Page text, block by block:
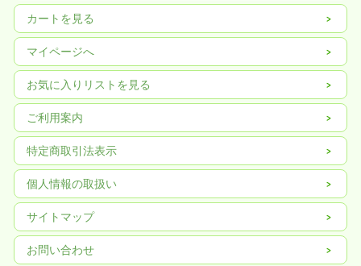
カートを見る
マイページへ
お気に入りリストを見る
ご利用案内
特定商取引法表示
個人情報の取扱い
サイトマップ
お問い合わせ